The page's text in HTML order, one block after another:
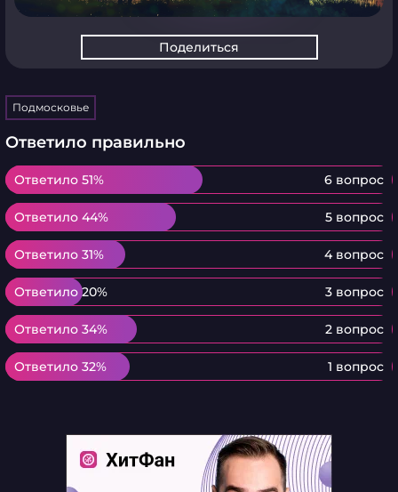
Поделиться
Подмосковье
Ответило правильно
Ответило 51% 6 вопрос
Ответило 51%
Ответило 44% 5 вопрос
Ответило 44%
Ответило 31% 4 вопрос
Ответило 31%
Ответило 20% 3 вопрос
Ответило 20%
Ответило 34% 2 вопрос
Ответило 34%
Ответило 32% 1 вопрос
Ответило 32%